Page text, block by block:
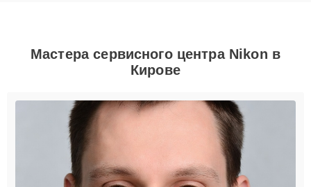
Мастера сервисного центра Nikon в
Кирове